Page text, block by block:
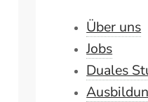
Über uns
Jobs
Duales